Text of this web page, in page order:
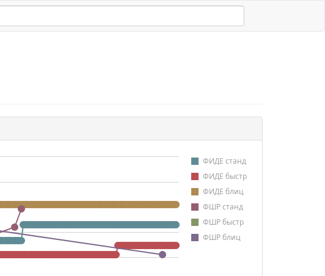
ФИДЕ станд
ФИДЕ быстр
ФИДЕ блиц
ФШР станд
ФШР быстр
ФШР блиц